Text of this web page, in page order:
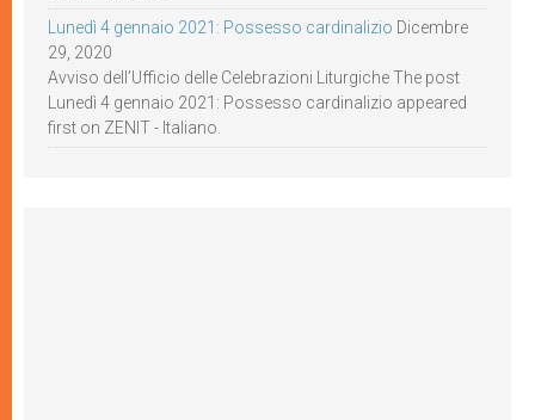
Lunedì 4 gennaio 2021: Possesso cardinalizio Dicembre
29, 2020
Avviso dell’Ufficio delle Celebrazioni Liturgiche The post
Lunedì 4 gennaio 2021: Possesso cardinalizio appeared
first on ZENIT - Italiano.